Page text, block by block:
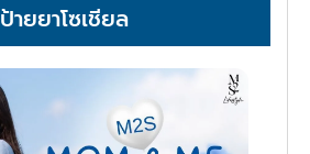
ป้ายยาโซเชียล